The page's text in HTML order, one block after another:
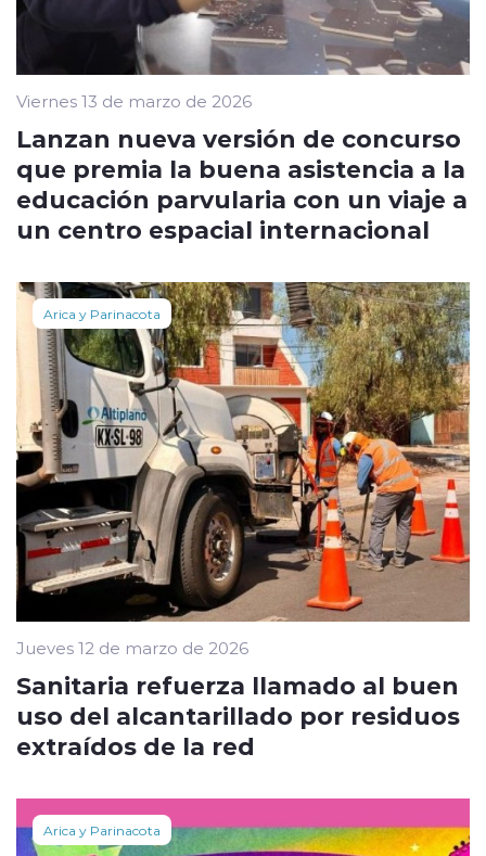
Viernes 13 de marzo de 2026
Lanzan nueva versión de concurso
que premia la buena asistencia a la
educación parvularia con un viaje a
un centro espacial internacional
Arica y Parinacota
Jueves 12 de marzo de 2026
Sanitaria refuerza llamado al buen
uso del alcantarillado por residuos
extraídos de la red
Arica y Parinacota